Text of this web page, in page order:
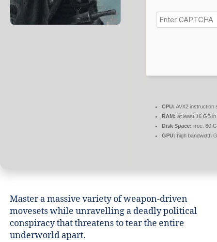
CPU: AVX2 instruction
RAM: at least 16 GB in
Disk Space: free: 80
GPU: high bandwidth
Master a massive variety of weapon-driven
movesets while unravelling a deadly political
conspiracy that threatens to tear the entire
underworld apart.